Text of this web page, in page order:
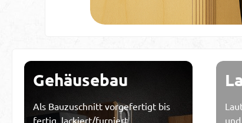
Gehäusebau
Als Bauzuschnitt vorgefertigt bis
fertig, lackiert/furniert,